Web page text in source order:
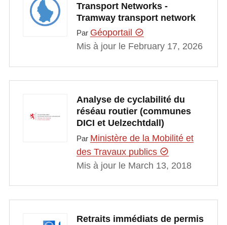
Transport Networks -
Tramway transport network
Par Géoportail
Mis à jour le February 17, 2026
Analyse de cyclabilité du
réséau routier (communes
DICI et Uelzechtdall)
Par Ministère de la Mobilité et
des Travaux publics
Mis à jour le March 13, 2018
Retraits immédiats de permis